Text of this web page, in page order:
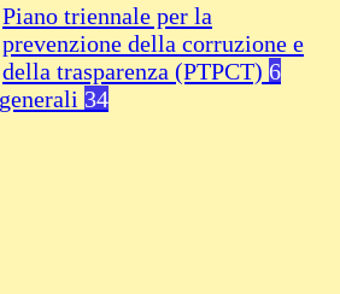
Piano triennale per la
prevenzione della corruzione e
della trasparenza (PTPCT) 6
34